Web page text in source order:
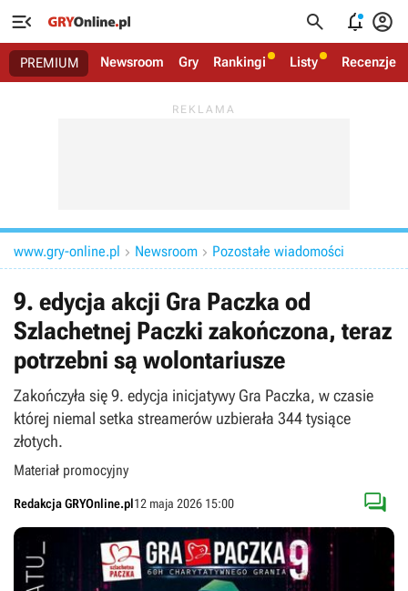
   
PREMIUM Newsroom Gry Rankingi Listy Recenzje
www.gry-online.pl  Newsroom  Pozostałe wiadomości
9. edycja akcji Gra Paczka od
Szlachetnej Paczki zakończona, teraz
potrzebni są wolontariusze
Zakończyła się 9. edycja inicjatywy Gra Paczka, w czasie
której niemal setka streamerów uzbierała 344 tysiące
złotych.
Materiał promocyjny
Redakcja GRYOnline.pl12 maja 2026 15:00 